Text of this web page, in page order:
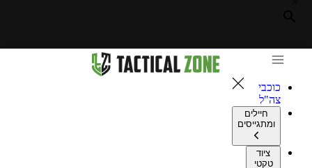
כוכבי
צה"ל
חיילים
ומתגייסים
ציוד
טקטי